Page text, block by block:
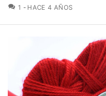
1 COMENTARIOS
HACE 4 AÑOS